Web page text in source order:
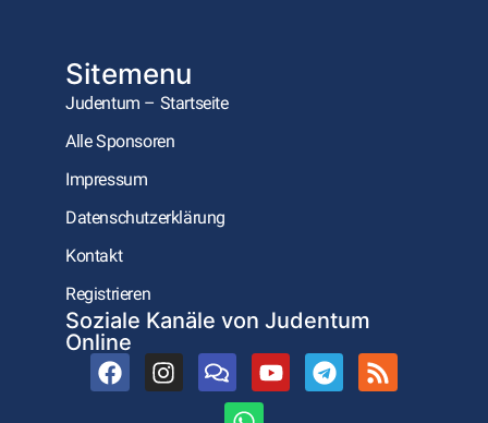
Sitemenu
Judentum – Startseite
Alle Sponsoren
Impressum
Datenschutzerklärung
Kontakt
Registrieren
Soziale Kanäle von Judentum
Online